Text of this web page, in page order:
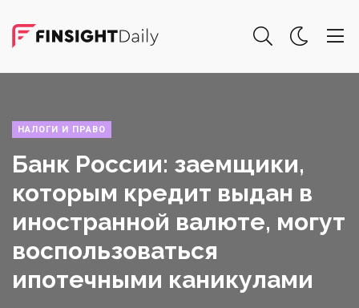
НАЛОГИ И ПРАВО
Банк России: заемщики,
которым кредит выдан в
иностранной валюте, могут
воспользоваться
ипотечными каникулами